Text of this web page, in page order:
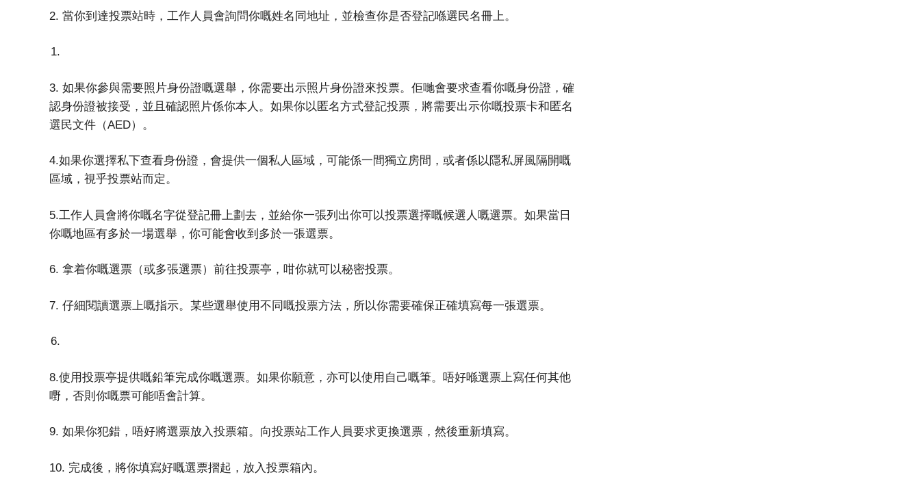
2. 當你到達投票站時，工作人員會詢問你嘅姓名同地址，並檢查你是否登記喺選民名冊上。
3. 如果你參與需要照片身份證嘅選舉，你需要出示照片身份證來投票。佢哋會要求查看你嘅身份證，確
認身份證被接受，並且確認照片係你本人。如果你以匿名方式登記投票，將需要出示你嘅投票卡和匿名
選民文件（AED）。
4.如果你選擇私下查看身份證，會提供一個私人區域，可能係一間獨立房間，或者係以隱私屏風隔開嘅
區域，視乎投票站而定。
5.工作人員會將你嘅名字從登記冊上劃去，並給你一張列出你可以投票選擇嘅候選人嘅選票。如果當日
你嘅地區有多於一場選舉，你可能會收到多於一張選票。
6. 拿着你嘅選票（或多張選票）前往投票亭，咁你就可以秘密投票。
7. 仔細閱讀選票上嘅指示。某些選舉使用不同嘅投票方法，所以你需要確保正確填寫每一張選票。
8.使用投票亭提供嘅鉛筆完成你嘅選票。如果你願意，亦可以使用自己嘅筆。唔好喺選票上寫任何其他
嘢，否則你嘅票可能唔會計算。
9. 如果你犯錯，唔好將選票放入投票箱。向投票站工作人員要求更換選票，然後重新填寫。
10. 完成後，將你填寫好嘅選票摺起，放入投票箱內。